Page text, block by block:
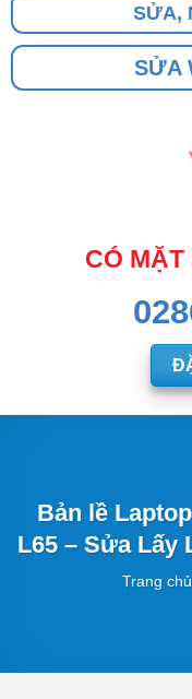
SỬA,
SỬA
CÓ MẶT
Bản lề
L65 – Sửa Lấy
Trang chủ